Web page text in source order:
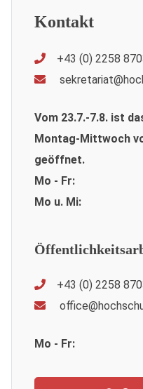
Kontakt
+43 (0) 2258
Vom 23.7.-7.8. ist
Montag-Mittwoch
geöffnet.
Mo - Fr:
Mo u. Mi:
+43 (0) 2258
Mo - Fr: